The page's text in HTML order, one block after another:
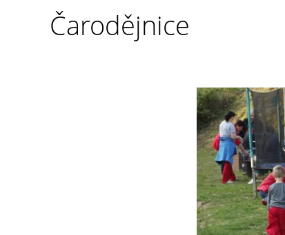
Čarodějnice